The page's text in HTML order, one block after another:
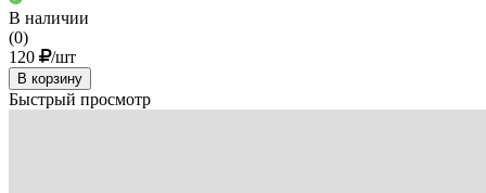
В наличии
(0)
120
/шт
В корзину
Быстрый просмотр